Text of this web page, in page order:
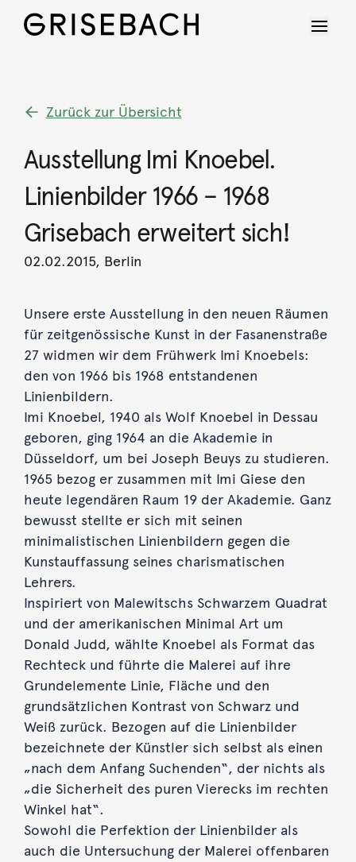
Zurück zur Übersicht
Ausstellung Imi Knoebel.
Linienbilder 1966 – 1968
Grisebach erweitert sich!
02.02.2015, Berlin
Unsere erste Ausstellung in den neuen Räumen
für zeitgenössische Kunst in der Fasanenstraße
27 widmen wir dem Frühwerk Imi Knoebels:
den von 1966 bis 1968 entstandenen
Linienbildern.
Imi Knoebel, 1940 als Wolf Knoebel in Dessau
geboren, ging 1964 an die Akademie in
Düsseldorf, um bei Joseph Beuys zu studieren.
1965 bezog er zusammen mit Imi Giese den
heute legendären Raum 19 der Akademie. Ganz
bewusst stellte er sich mit seinen
minimalistischen Linienbildern gegen die
Kunstauffassung seines charismatischen
Lehrers.
Inspiriert von Malewitschs Schwarzem Quadrat
und der amerikanischen Minimal Art um
Donald Judd, wählte Knoebel als Format das
Rechteck und führte die Malerei auf ihre
Grundelemente Linie, Fläche und den
grundsätzlichen Kontrast von Schwarz und
Weiß zurück. Bezogen auf die Linienbilder
bezeichnete der Künstler sich selbst als einen
„nach dem Anfang Suchenden“, der nichts als
„die Sicherheit des puren Vierecks im rechten
Winkel hat“.
Sowohl die Perfektion der Linienbilder als
auch die Untersuchung der Malerei offenbaren